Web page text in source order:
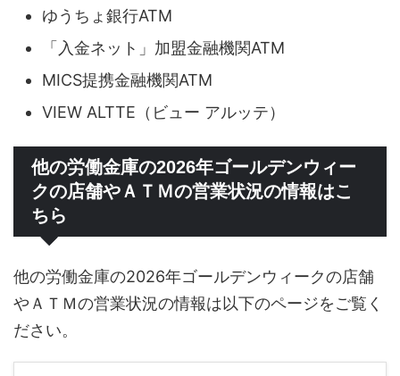
ゆうちょ銀行ATM
「入金ネット」加盟金融機関ATM
MICS提携金融機関ATM
VIEW ALTTE（ビュー アルッテ）
他の労働金庫の2026年ゴールデンウィー
クの店舗やＡＴＭの営業状況の情報はこ
ちら
他の労働金庫の2026年ゴールデンウィークの店舗
やＡＴＭの営業状況の情報は以下のページをご覧く
ださい。